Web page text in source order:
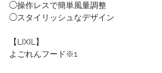
◯操作レスで簡単風量調整
◯スタイリッシュなデザイン
【LIXIL】
よごれんフード※1